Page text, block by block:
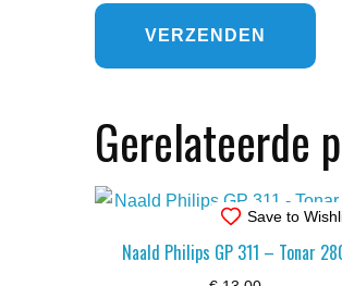
Gerelateerde
Save to
Naald Philips GP 311 – Tonar